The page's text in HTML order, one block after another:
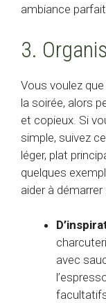
ambiance
3.
Vous voulez
la soirée, alors
et copieux. Si
simple, suivez
léger, plat
quelques
aider à démarrer
avec